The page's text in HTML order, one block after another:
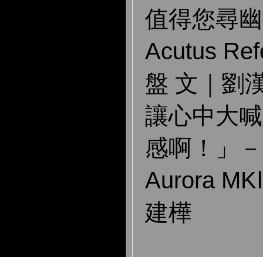
值得您尋
Acutus
盤 文｜劉
讓心中大
感啊！」
Aurora
建樺